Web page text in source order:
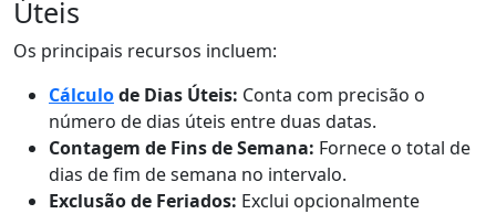
Úteis
Os principais recursos incluem:
Cálculode Dias Úteis: Conta com precisão o
número de dias úteis entre duas datas.
Contagem de Fins de Semana: Fornece o total de
dias de fim de semana no intervalo.
Exclusão de Feriados: Exclui opcionalmente